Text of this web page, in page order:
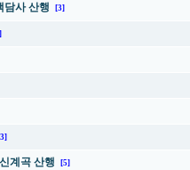
담사 산행 [3]
계곡 산행 [5]